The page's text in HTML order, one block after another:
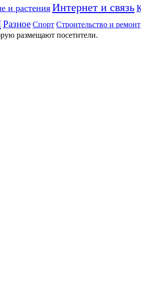
и растения Интернет и связь
Разное Спорт Строительство и ремонт
размещают посетители.